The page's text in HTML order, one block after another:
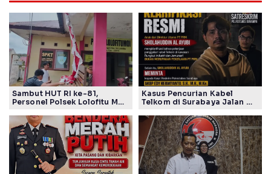
Sambut HUT RI ke-81,
Personel Polsek Lolofitu Moi
dengan Nuansa Merah Putih
Kasus Pencurian Kabel
Telkom di Surabaya Jalan di
Komitmen Polrestabes
Jelang Sertijab Kasatreskrim